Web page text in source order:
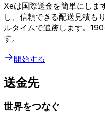
Xeは国際送金を簡単にしま
し、信頼できる配送見積も
ルタイムで追跡します。
す。
開始する
送金先
世界をつなぐ